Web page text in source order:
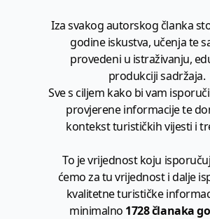
Iza svakog autorskog članka
godine iskustva, učenja te
provedeni u istraživanju,
produkciji sadržaja.
Sve s ciljem kako bi vam
provjerene informacije te
kontekst turističkih vijesti i
To je vrijednost koju
ćemo za tu vrijednost i dalje
kvalitetne turističke
minimalno 1728 članaka